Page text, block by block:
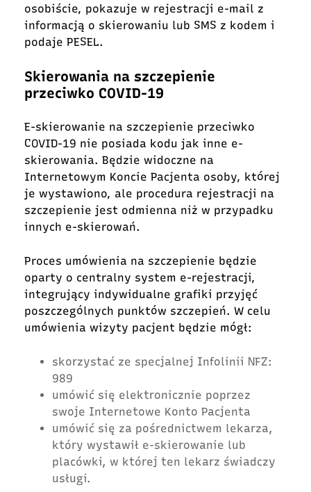
osobiście, pokazuje w rejestracji e-mail z
informacją o skierowaniu lub SMS z kodem i
podaje PESEL.
Skierowania na szczepienie
przeciwko COVID-19
E-skierowanie na szczepienie przeciwko
COVID-19 nie posiada kodu jak inne e-
skierowania. Będzie widoczne na
Internetowym Koncie Pacjenta osoby, której
je wystawiono, ale procedura rejestracji na
szczepienie jest odmienna niż w przypadku
innych e-skierowań.
Proces umówienia na szczepienie będzie
oparty o centralny system e-rejestracji,
integrujący indywidualne grafiki przyjęć
poszczególnych punktów szczepień. W celu
umówienia wizyty pacjent będzie mógł:
skorzystać ze specjalnej Infolinii NFZ:
989
umówić się elektronicznie poprzez
swoje Internetowe Konto Pacjenta
umówić się za pośrednictwem lekarza,
który wystawił e-skierowanie lub
placówki, w której ten lekarz świadczy
usługi.